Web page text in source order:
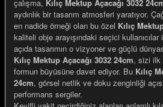
Gemiler
çalışma, Kılıç Mektup Açacağı 3032
aydınlık bir tasarım atmosferi yaratıyor.
en nadide örneği olan bu özel Kılıç
kaliteli obje arayışındaki seçici
açıda tasarımın o vizyoner ve güçlü
Kılıç Mektup Açacağı 3032 24cm, sizi ilk
formun büyüsüne davet ediyor. Bu Kılıç
24cm, görsel netlik ve doku zenginliği
performans sergiler.